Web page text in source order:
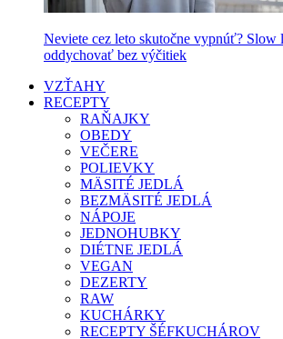
Neviete cez leto skutočne vypnúť? Slow
oddychovať bez výčitiek
VZŤAHY
RECEPTY
RAŇAJKY
OBEDY
VEČERE
POLIEVKY
MÄSITÉ JEDLÁ
BEZMÄSITÉ JEDLÁ
NÁPOJE
JEDNOHUBKY
DIÉTNE JEDLÁ
VEGAN
DEZERTY
RAW
KUCHÁRKY
RECEPTY ŠÉFKUCHÁROV